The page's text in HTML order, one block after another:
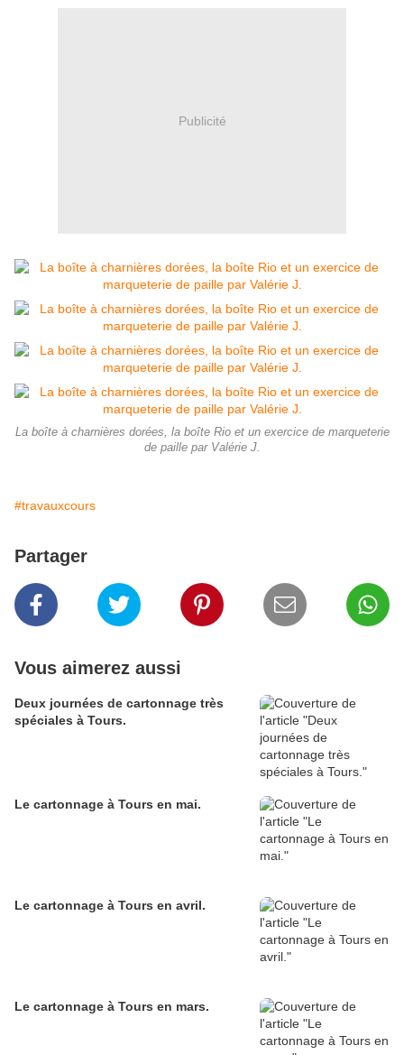
Publicité
La boîte à charnières dorées, la boîte Rio et un exercice de marqueterie
de paille par Valérie J.
#travauxcours
Partager
Vous aimerez aussi
Deux journées de cartonnage très
spéciales à Tours.
Le cartonnage à Tours en mai.
Le cartonnage à Tours en avril.
Le cartonnage à Tours en mars.